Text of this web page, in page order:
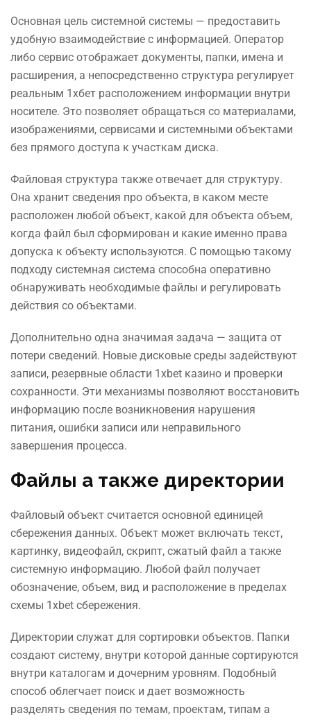
Основная цель системной системы — предоставить
удобную взаимодействие с информацией. Оператор
либо сервис отображает документы, папки, имена и
расширения, а непосредственно структура регулирует
реальным 1хбет расположением информации внутри
носителе. Это позволяет обращаться со материалами,
изображениями, сервисами и системными объектами
без прямого доступа к участкам диска.
Файловая структура также отвечает для структуру.
Она хранит сведения про объекта, в каком месте
расположен любой объект, какой для объекта объем,
когда файл был сформирован и какие именно права
допуска к объекту используются. С помощью такому
подходу системная система способна оперативно
обнаруживать необходимые файлы и регулировать
действия со объектами.
Дополнительно одна значимая задача — защита от
потери сведений. Новые дисковые среды задействуют
записи, резервные области 1xbet казино и проверки
сохранности. Эти механизмы позволяют восстановить
информацию после возникновения нарушения
питания, ошибки записи или неправильного
завершения процесса.
Файлы а также директории
Файловый объект считается основной единицей
сбережения данных. Объект может включать текст,
картинку, видеофайл, скрипт, сжатый файл а также
системную информацию. Любой файл получает
обозначение, объем, вид и расположение в пределах
схемы 1xbet сбережения.
Директории служат для сортировки объектов. Папки
создают систему, внутри которой данные сортируются
внутри каталогам и дочерним уровням. Подобный
способ облегчает поиск и дает возможность
разделять сведения по темам, проектам, типам а